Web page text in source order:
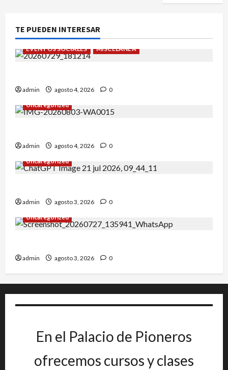
TE PUEDEN INTERESAR
EVENTOS SOCIALES MISCELÁNEA
admin agosto 4, 2026
0
Uncategorized
admin agosto 4, 2026
0
Uncategorized
admin agosto 3, 2026
0
Uncategorized
admin agosto 3, 2026 0
En el Palacio de Pioneros
ofrecemos cursos y clases